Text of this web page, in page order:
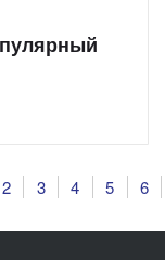
2 3 4 5 6